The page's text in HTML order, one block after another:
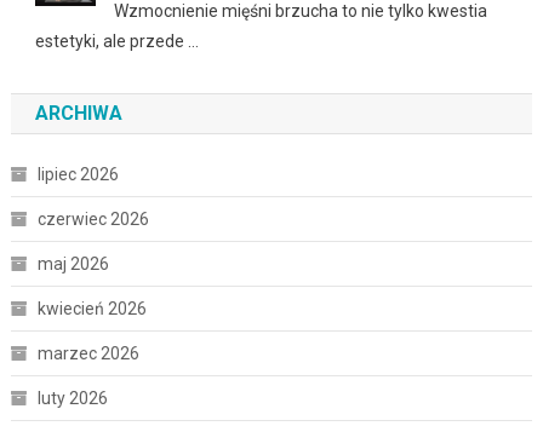
Wzmocnienie mięśni brzucha to nie tylko kwestia
estetyki, ale przede …
ARCHIWA
lipiec 2026
czerwiec 2026
maj 2026
kwiecień 2026
marzec 2026
luty 2026